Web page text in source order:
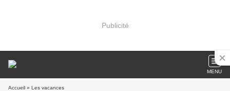
Publicité
MENU
Accueil » Les vacances